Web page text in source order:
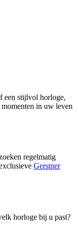
een stijlvol horloge,
in uw leven
regelmatig
Gerstner
horloge bij u past?